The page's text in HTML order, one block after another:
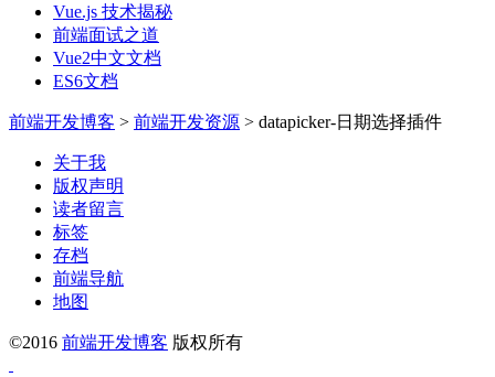
Vue.js 技术揭秘
前端面试之道
Vue2中文文档
ES6文档
前端开发博客 > 前端开发资源 > datapicker-日期选择插件
关于我
版权声明
读者留言
标签
存档
前端导航
地图
©2016 前端开发博客 版权所有